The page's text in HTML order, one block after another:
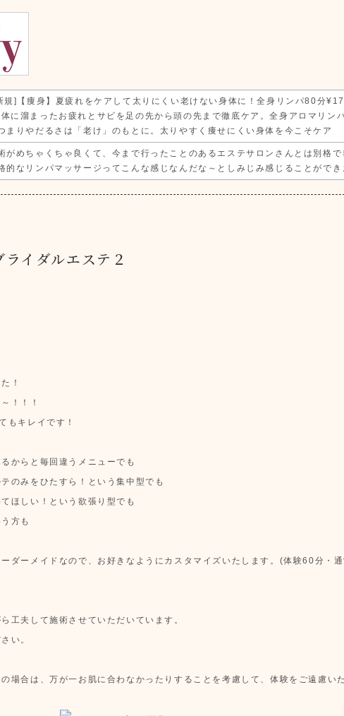
規]【痩身】夏疲れをケアして太りにくい老けない身体に！全身リンパ80分
に溜まったお疲れとサビを足の先から頭の先まで徹底ケア。全身アロマリン
まりやだるさは「老け」のもとに。太りやすく痩せにくい身体を今こそケア
がめちゃくちゃ良くて、今まで行ったことのあるエステサロンさんとは別格で
的なリンパマッサージってこんな感じなんだな～としみじみ感じることができ
イダルエステ２
！
！！！
もキレイです！
からと毎回違うメニューでも
のみをひたすら！という集中型でも
ほしい！という欲張り型でも
方も
ダーメイドなので、お好きなようにカスタマイズいたします。(体験60分・
工夫して施術させていただいています。
い。
場合は、万が一お肌に合わなかったりすることを考慮して、体験をご遠慮い